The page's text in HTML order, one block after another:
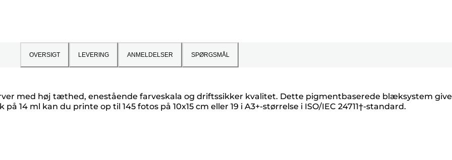
OVERSIGT LEVERING ANMELDELSER SPØRGSMÅL
med høj tæthed, enestående farveskala og driftssikker kvalitet. Dette pigmentbaserede blæksystem
14 ml kan du printe op til 145 fotos på 10x15 cm eller 19 i A3+-størrelse i ISO/IEC 24711†-standard.